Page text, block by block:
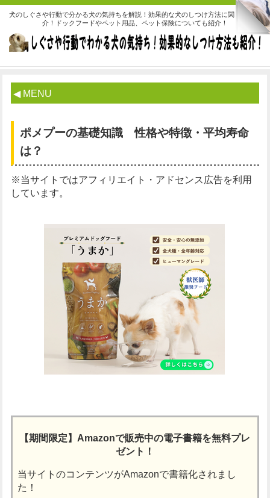
犬のしぐさや行動で分かる犬の気持ちを解説！効果的な犬のしつけ方法に関しても紹
介！ドックフードやペット用品、ペット保険についても紹介！
◀ MENU
ポメプーの基礎知識 性格や特徴・平均寿命
は？
※当サイトではアフィリエイト・アドセンス広告を利用
しています。
【期間限定】Amazonで販売中の電子書籍を無料プレ
ゼント！
当サイトのコンテンツがAmazonで書籍化されまし
た！